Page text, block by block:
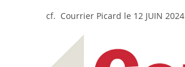
cf. Courrier Picard le 12 JUIN 2024